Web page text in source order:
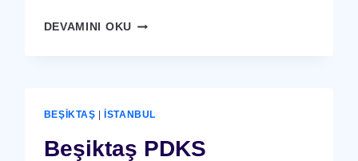
DEVAMINI OKUBEŞIKTAŞ
BEŞIKTAŞ İSTANBUL
Beşiktaş PDKS